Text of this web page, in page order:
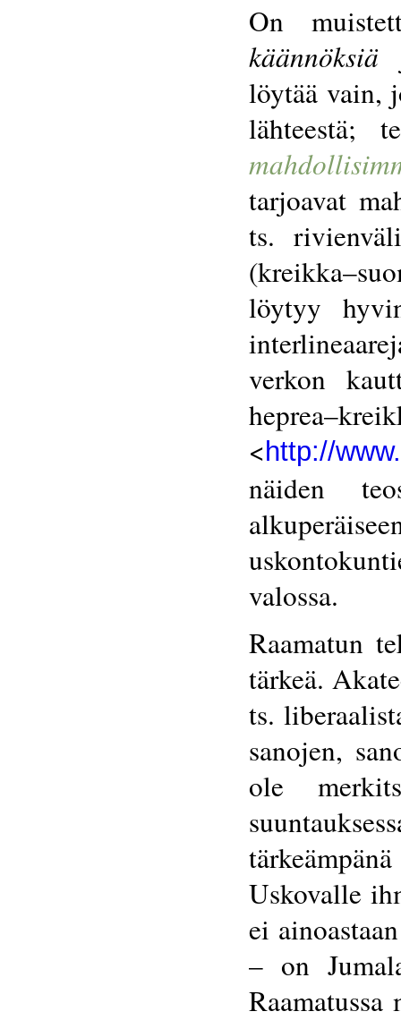
On
käännöksiä
löytää vain,
lähteestä;
tarjoavat
ts.
löytyy
verkon
<http://
näiden
valossa.
Raamatun
tärkeä.
ts.
sanojen,
ole
Uskovalle
ei
– on